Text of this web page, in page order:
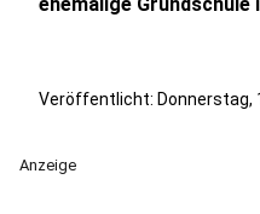
Veröffentlicht: Donnerstag,
Anzeige